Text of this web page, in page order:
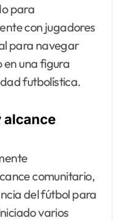
para
con jugadores
para navegar
una figura
futbolística.
alcance
comunitario,
del fútbol para
varios